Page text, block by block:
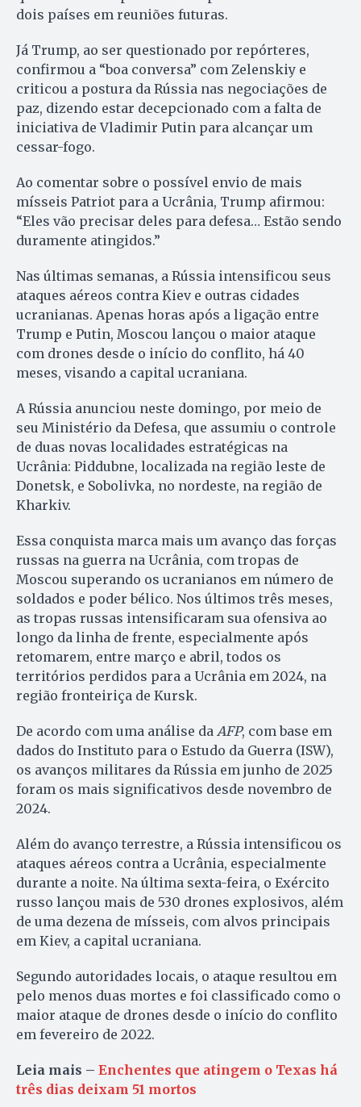
dois países em reuniões futuras.
Já Trump, ao ser questionado por repórteres,
confirmou a “boa conversa” com Zelenskiy e
criticou a postura da Rússia nas negociações de
paz, dizendo estar decepcionado com a falta de
iniciativa de Vladimir Putin para alcançar um
cessar-fogo.
Ao comentar sobre o possível envio de mais
mísseis Patriot para a Ucrânia, Trump afirmou:
“Eles vão precisar deles para defesa… Estão sendo
duramente atingidos.”
Nas últimas semanas, a Rússia intensificou seus
ataques aéreos contra Kiev e outras cidades
ucranianas. Apenas horas após a ligação entre
Trump e Putin, Moscou lançou o maior ataque
com drones desde o início do conflito, há 40
meses, visando a capital ucraniana.
A Rússia anunciou neste domingo, por meio de
seu Ministério da Defesa, que assumiu o controle
de duas novas localidades estratégicas na
Ucrânia: Piddubne, localizada na região leste de
Donetsk, e Sobolivka, no nordeste, na região de
Kharkiv.
Essa conquista marca mais um avanço das forças
russas na guerra na Ucrânia, com tropas de
Moscou superando os ucranianos em número de
soldados e poder bélico. Nos últimos três meses,
as tropas russas intensificaram sua ofensiva ao
longo da linha de frente, especialmente após
retomarem, entre março e abril, todos os
territórios perdidos para a Ucrânia em 2024, na
região fronteiriça de Kursk.
De acordo com uma análise da AFP, com base em
dados do Instituto para o Estudo da Guerra (ISW),
os avanços militares da Rússia em junho de 2025
foram os mais significativos desde novembro de
2024.
Além do avanço terrestre, a Rússia intensificou os
ataques aéreos contra a Ucrânia, especialmente
durante a noite. Na última sexta-feira, o Exército
russo lançou mais de 530 drones explosivos, além
de uma dezena de mísseis, com alvos principais
em Kiev, a capital ucraniana.
Segundo autoridades locais, o ataque resultou em
pelo menos duas mortes e foi classificado como o
maior ataque de drones desde o início do conflito
em fevereiro de 2022.
Leia mais – Enchentes que atingem o Texas há
três dias deixam 51 mortos